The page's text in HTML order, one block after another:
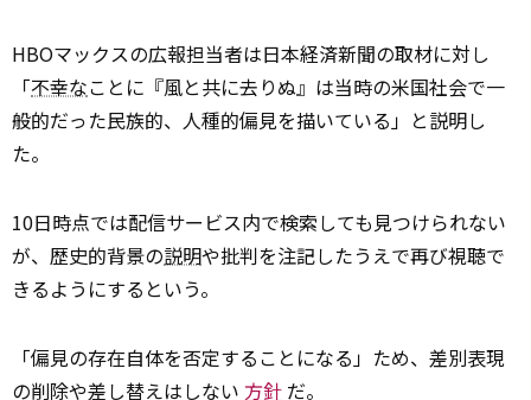
HBOマックスの広報担当者は日本経済新聞の取材に対し
「不幸なことに『風と共に去りぬ』は当時の米国社会で一
般的だった民族的、人種的偏見を描いている」と説明し
た。
10日時点では配信サービス内で検索しても見つけられない
が、歴史的背景の説明や批判を注記したうえで再び視聴で
きるようにするという。
「偏見の存在自体を否定することになる」ため、差別表現
の削除や差し替えはしない 方針 だ。